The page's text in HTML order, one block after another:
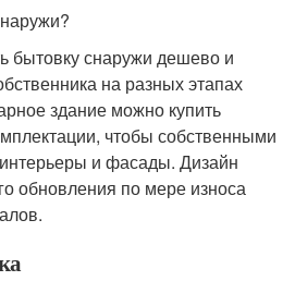
бытовку снаружи дешево и
на разных этапах
здание можно купить
чтобы собственными
и фасады. Дизайн
обновления по мере износа